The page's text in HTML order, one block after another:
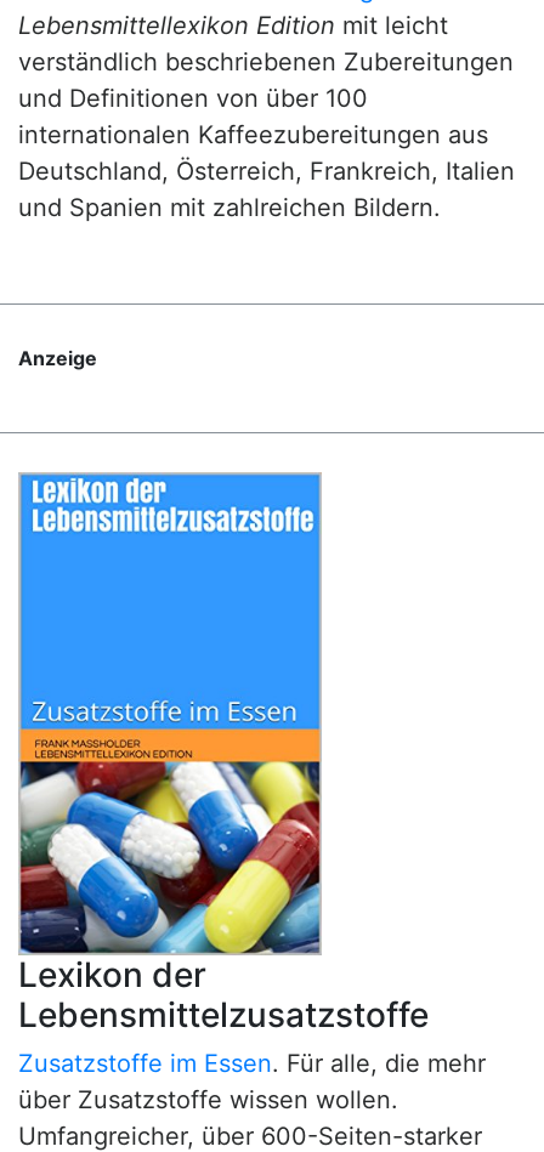
Lebensmittellexikon Edition mit leicht
verständlich beschriebenen Zubereitungen
und Definitionen von über 100
internationalen Kaffeezubereitungen aus
Deutschland, Österreich, Frankreich, Italien
und Spanien mit zahlreichen Bildern.
Anzeige
Lexikon der
Lebensmittelzusatzstoffe
Zusatzstoffe im Essen. Für alle, die mehr
über Zusatzstoffe wissen wollen.
Umfangreicher, über 600-Seiten-starker